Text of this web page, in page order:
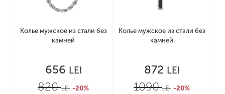
Колье мужское из стали без
камней
656 LEI
820LEI -20%
Колье мужское из стали без
камней
872 LEI
1090LEI -20%